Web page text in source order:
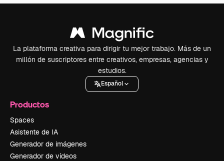
La plataforma creativa para dirigir tu mejor trabajo. Más de un
millón de suscriptores entre creativos, empresas, agencias y
estudios.
Español
Productos
Spaces
Asistente de IA
Generador de imágenes
Generador de vídeos